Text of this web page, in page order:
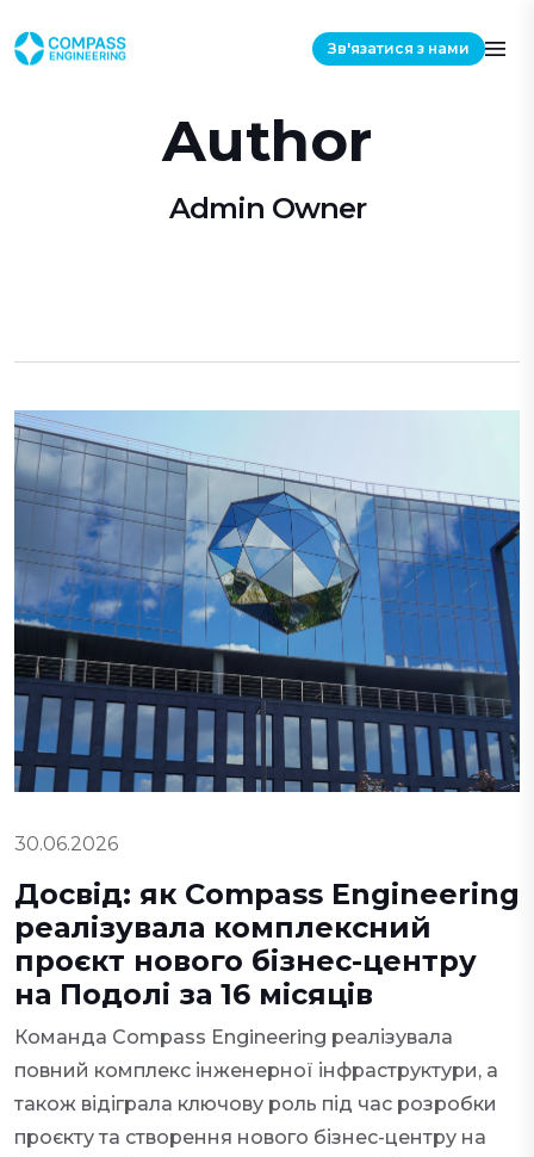
Зв'язатися з нами
Author
Admin Owner
30.06.2026
Досвід: як Compass Engineering
реалізувала комплексний
проєкт нового бізнес-центру
на Подолі за 16 місяців
Команда Compass Engineering реалізувала
повний комплекс інженерної інфраструктури, а
також відіграла ключову роль під час розробки
проєкту та створення нового бізнес-центру на